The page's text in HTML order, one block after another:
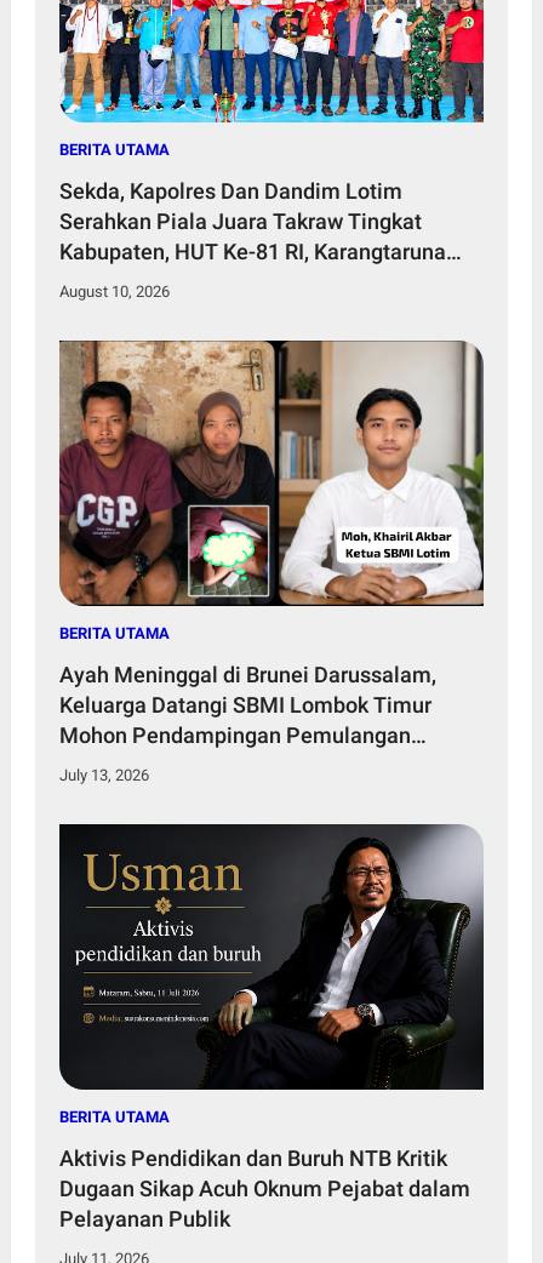
BERITA UTAMA
Sekda, Kapolres Dan Dandim Lotim
Serahkan Piala Juara Takraw Tingkat
Kabupaten, HUT Ke-81 RI, Karangtaruna
Selendang sutra
August 10, 2026
BERITA UTAMA
Ayah Meninggal di Brunei Darussalam,
Keluarga Datangi SBMI Lombok Timur
Mohon Pendampingan Pemulangan
Jenazah
July 13, 2026
BERITA UTAMA
Aktivis Pendidikan dan Buruh NTB Kritik
Dugaan Sikap Acuh Oknum Pejabat dalam
Pelayanan Publik
July 11, 2026